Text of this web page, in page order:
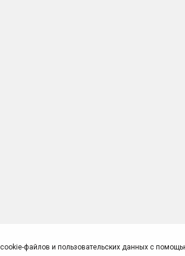
файлов и пользовательских данных с